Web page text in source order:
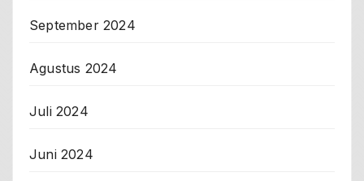
September 2024
Agustus 2024
Juli 2024
Juni 2024